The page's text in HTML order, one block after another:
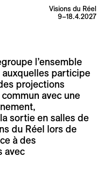
Visions du Réel
9–18.4.2027
l’ensemble
participe
projections
avec une
sortie en salles de
du Réel lors de
à des
avec